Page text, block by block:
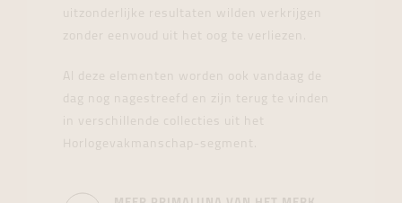
uitzonderlijke resultaten wilden verkrijgen
zonder eenvoud uit het oog te verliezen.
Al deze elementen worden ook vandaag de
dag nog nagestreefd en zijn terug te vinden
in verschillende collecties uit het
Horlogevakmanschap-segment.